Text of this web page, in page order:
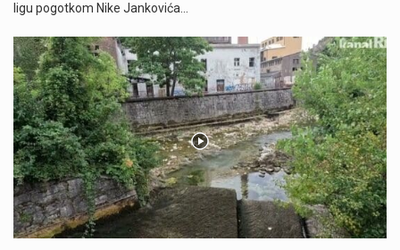
ligu pogotkom Nike Jankovića…